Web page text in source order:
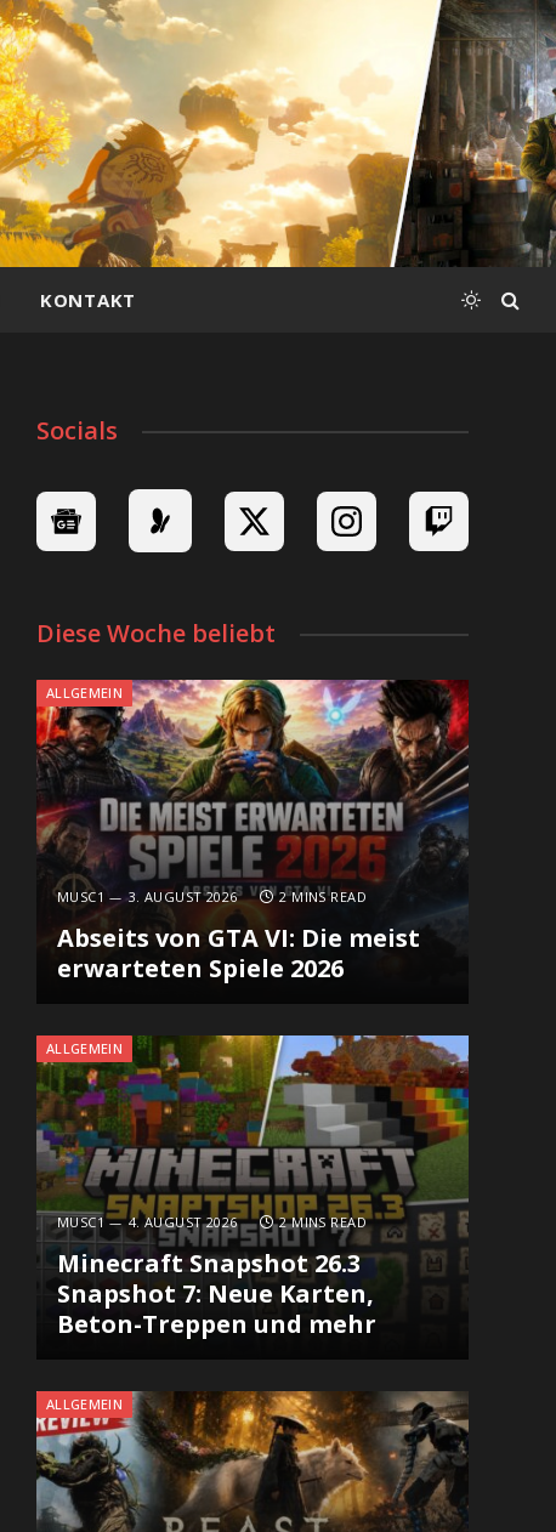
KONTAKT
Socials
Diese Woche beliebt
ALLGEMEIN
MUSC1 3. AUGUST 2026 2 MINS READ
Abseits von GTA VI: Die meist
erwarteten Spiele 2026
ALLGEMEIN
MUSC1 4. AUGUST 2026 2 MINS READ
Minecraft Snapshot 26.3
Snapshot 7: Neue Karten,
Beton-Treppen und mehr
ALLGEMEIN